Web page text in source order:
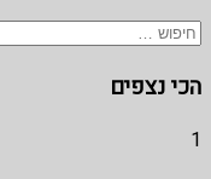
חיפוש:
הכי נצפים
1